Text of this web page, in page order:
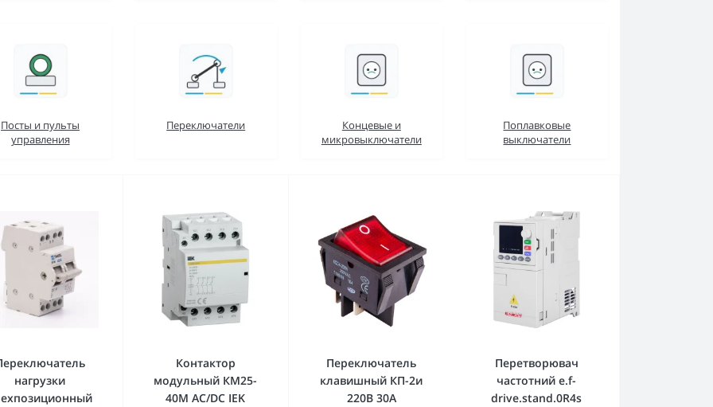
Посты и пульты
управления
Переключатели
Концевые и
микровыключатели
Поплавковые
выключатели
нагрузки
Контактор
модульный КМ25-
40М AC/DC IEK
Переключатель
клавишный КП-2и
220В 30А
Перетворювач
частотний e.f-
drive.stand.0R4s